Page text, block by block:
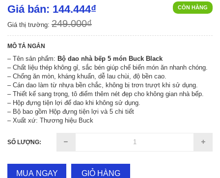
CÒN HÀNG
Giá bán: 144.444₫
Giá thị trường: 249.000₫
MÔ TẢ NGẮN
– Tên sản phẩm: Bộ dao nhà bếp 5 món Buck Black
– Chất liệu thép không gỉ, sắc bén giúp chế biến món ăn nhanh chóng.
– Chống ăn mòn, kháng khuẩn, dễ lau chùi, độ bền cao.
– Cán dao làm từ nhựa bền chắc, không bị trơn trượt khi sử dụng.
– Thiết kế sang trọng, tô điểm thêm nét đẹp cho không gian nhà bếp.
– Hộp đựng tiện lợi để dao khi không sử dụng.
– Bộ bao gồm Hộp đựng tiện lợi và 5 chi tiết
– Xuất xứ: Thương hiệu Buck
SỐ LƯỢNG:
MUA NGAY GIỎ HÀNG